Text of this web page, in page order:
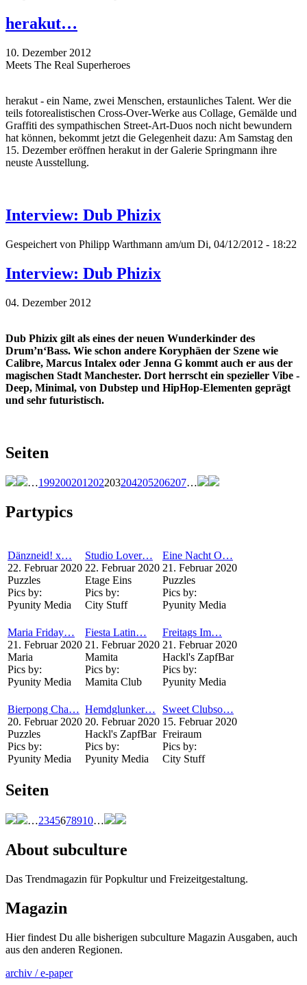
herakut…
10. Dezember 2012
Meets The Real Superheroes
herakut - ein Name, zwei Menschen, erstaunliches Talent. Wer die
teils fotorealistischen Cross-Over-Werke aus Collage, Gemälde und
Graffiti des sympathischen Street-Art-Duos noch nicht bewundern
hat können, bekommt jetzt die Gelegenheit dazu: Am Samstag den
15. Dezember eröffnen herakut in der Galerie Springmann ihre
neuste Ausstellung.
Interview: Dub Phizix
Gespeichert von Philipp Warthmann am/um Di, 04/12/2012 - 18:22
Interview: Dub Phizix
04. Dezember 2012
Dub Phizix gilt als eines der neuen Wunderkinder des
Drum’n‘Bass. Wie schon andere Koryphäen der Szene wie
Calibre, Marcus Intalex oder Jenna G kommt auch er aus der
magischen Stadt Manchester. Dort herrscht ein spezieller Vibe -
Deep, Minimal, von Dubstep und HipHop-Elementen geprägt
und sehr futuristisch.
Seiten
…199200201202203204205206207…
Partypics
Dänzneid! x…
22. Februar 2020
Puzzles
Pics by:
Pyunity Media
Studio Lover…
22. Februar 2020
Etage Eins
Pics by:
City Stuff
Eine Nacht O…
21. Februar 2020
Puzzles
Pics by:
Pyunity Media
Maria Friday…
21. Februar 2020
Maria
Pics by:
Pyunity Media
Fiesta Latin…
21. Februar 2020
Mamita
Pics by:
Mamita Club
Freitags Im…
21. Februar 2020
Hackl's ZapfBar
Pics by:
Pyunity Media
Bierpong Cha…
20. Februar 2020
Puzzles
Pics by:
Pyunity Media
Hemdglunker…
20. Februar 2020
Hackl's ZapfBar
Pics by:
Pyunity Media
Sweet Clubso…
15. Februar 2020
Freiraum
Pics by:
City Stuff
Seiten
…2345678910…
About subculture
Das Trendmagazin für Popkultur und Freizeitgestaltung.
Magazin
Hier findest Du alle bisherigen subculture Magazin Ausgaben, auch
aus den anderen Regionen.
archiv / e-paper